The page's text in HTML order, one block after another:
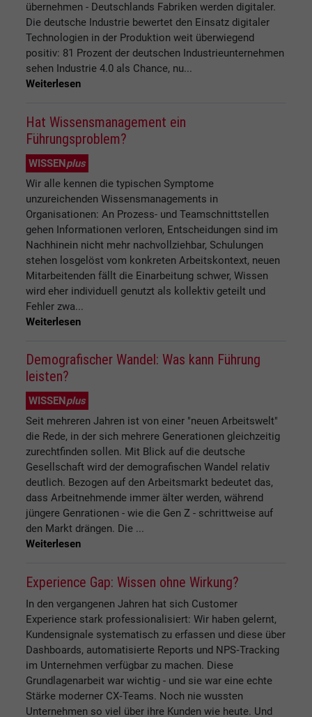
übernehmen - Deutschlands Fabriken werden digitaler.
Die deutsche Industrie bewertet den Einsatz digitaler
Technologien in der Produktion weit überwiegend
positiv: 81 Prozent der deutschen Industrieunternehmen
sehen Industrie 4.0 als Chance, nu...
Weiterlesen
Hat Wissensmanagement ein
Führungsproblem?
WISSENplus
Wir alle kennen die typischen Symptome
unzureichenden Wissensmanagements in
Organisationen: An Prozess- und Teamschnittstellen
gehen Informationen verloren, Entscheidungen sind im
Nachhinein nicht mehr nachvollziehbar, Schulungen
stehen losgelöst vom konkreten Arbeitskontext, neuen
Mitarbeitenden fällt die Einarbeitung schwer, Wissen
wird eher individuell genutzt als kollektiv geteilt und
Fehler zwa...
Weiterlesen
Demografischer Wandel: Was kann Führung
leisten?
WISSEN plus
Seit mehreren Jahren ist von einer "neuen Arbeitswelt"
die Rede, in der sich mehrere Generationen gleichzeitig
zurechtfinden sollen. Mit Blick auf die deutsche
Gesellschaft wird der demografischen Wandel relativ
deutlich. Bezogen auf den Arbeitsmarkt bedeutet das,
dass Arbeitnehmende immer älter werden, während
jüngere Genrationen - wie die Gen Z - schrittweise auf
den Markt drängen. Die ...
Weiterlesen
Experience Gap: Wissen ohne Wirkung?
In den vergangenen Jahren hat sich Customer
Experience stark professionalisiert: Wir haben gelernt,
Kundensignale systematisch zu erfassen und diese über
Dashboards, automatisierte Reports und NPS‑Tracking
im Unternehmen verfügbar zu machen. Diese
Grundlagenarbeit war wichtig - und sie war eine echte
Stärke moderner CX‑Teams. Noch nie wussten
Unternehmen so viel über ihre Kunden wie heute. Und